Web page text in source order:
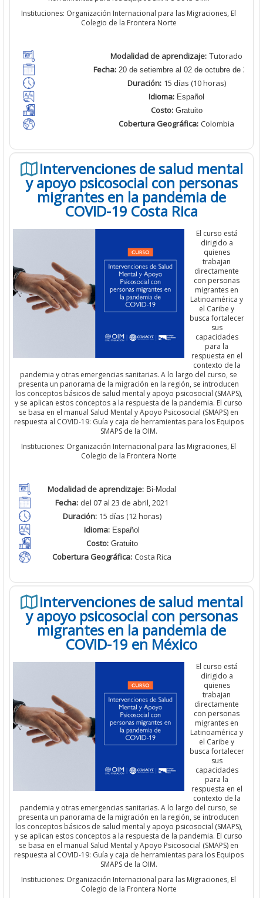
Instituciones: Organización Internacional para las Migraciones, El
Colegio de la Frontera Norte
Modalidad de aprendizaje: Tutorado
Fecha: 20 de setiembre al 02 de octubre de 2022
Duración: 15 días (10 horas)
Idioma: Español
Costo:Gratuito
Cobertura Geográfica: Colombia
Intervenciones de salud mental
y apoyo psicosocial con personas
migrantes en la pandemia de
COVID-19 Costa Rica
El curso está
dirigido a
quienes
trabajan
directamente
con personas
migrantes en
Latinoamérica y
el Caribe y
busca fortalecer
sus
capacidades
para la
respuesta en el
contexto de la
pandemia y otras emergencias sanitarias. A lo largo del curso, se
presenta un panorama de la migración en la región, se introducen
los conceptos básicos de salud mental y apoyo psicosocial (SMAPS),
y se aplican estos conceptos a la respuesta de la pandemia. El curso
se basa en el manual Salud Mental y Apoyo Psicosocial (SMAPS) en
respuesta al COVID-19: Guía y caja de herramientas para los Equipos
SMAPS de la OIM.
Instituciones: Organización Internacional para las Migraciones, El
Colegio de la Frontera Norte
Modalidad de aprendizaje: Bi-Modal
Fecha: del 07 al 23 de abril, 2021
Duración: 15 días (12 horas)
Idioma: Español
Costo:Gratuito
Cobertura Geográfica: Costa Rica
Intervenciones de salud mental
y apoyo psicosocial con personas
migrantes en la pandemia de
COVID-19 en México
El curso está
dirigido a
quienes
trabajan
directamente
con personas
migrantes en
Latinoamérica y
el Caribe y
busca fortalecer
sus
capacidades
para la
respuesta en el
contexto de la
pandemia y otras emergencias sanitarias. A lo largo del curso, se
presenta un panorama de la migración en la región, se introducen
los conceptos básicos de salud mental y apoyo psicosocial (SMAPS),
y se aplican estos conceptos a la respuesta de la pandemia. El curso
se basa en el manual Salud Mental y Apoyo Psicosocial (SMAPS) en
respuesta al COVID-19: Guía y caja de herramientas para los Equipos
SMAPS de la OIM.
Instituciones: Organización Internacional para las Migraciones, El
Colegio de la Frontera Norte